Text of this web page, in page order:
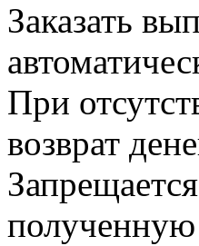
Заказать
При
возврат